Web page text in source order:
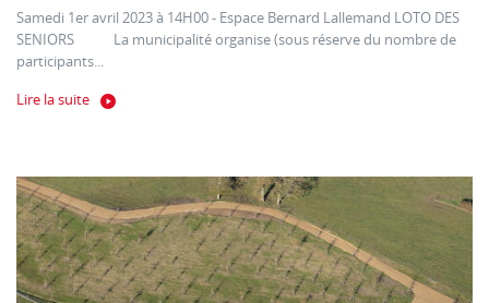
Samedi 1er avril 2023 à 14H00 - Espace Bernard Lallemand LOTO DES
SENIORS La municipalité organise (sous réserve du nombre de
participants...
Lire la suite